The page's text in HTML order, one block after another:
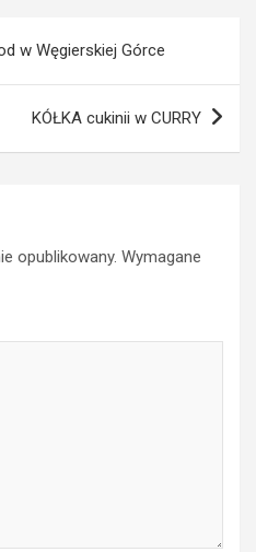
w Węgierskiej Górce
KÓŁKA cukinii w CURRY
opublikowany. Wymagane